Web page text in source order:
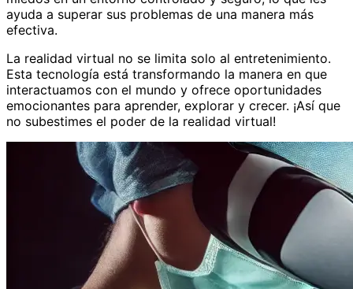
ayuda a superar sus problemas de una manera más
efectiva.
La realidad virtual no se limita solo al entretenimiento.
Esta tecnología está transformando la manera en que
interactuamos con el mundo y ofrece oportunidades
emocionantes para aprender, explorar y crecer. ¡Así que
no subestimes el poder de la realidad virtual!